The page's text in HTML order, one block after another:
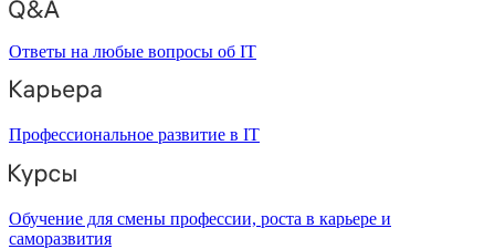
Ответы на любые вопросы об IT
Профессиональное развитие в IT
Обучение для смены профессии, роста в карьере и
саморазвития